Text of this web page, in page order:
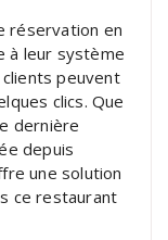
réservation en
à leur système
peuvent
clics. Que
dernière
depuis
une solution
ce restaurant